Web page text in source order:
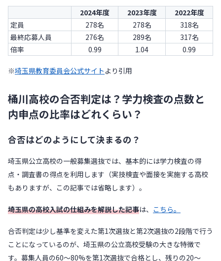
2024年度 2023年度
2022年度
定員
278名 278名
318名
最終応募人員
276名 289名
317名
倍率
0.99 1.04 0.99
※埼玉県教育委員会公式サイト より引用
桶川高校の合否判定は？学力検査の点数と
内申点の比率はどれくらい？
合否はどのようにして決まるの？
埼玉県公立高校の一般募集選抜では、基本的には学力検査の得
点・調査書の得点を利用します（実技検査や面接を実施する高校
もありますが、この記事では省略します）。
埼玉県の高校入試の仕組みを解説した記事は、 こちら。
合否判定は少し基準を変えた第1次選抜と第2次選抜の2段階で行う
ことになっているのが、埼玉県の公立高校受験の大きな特徴で
す。募集人員の60〜80%を第1次選抜で合格とし、残りの20〜